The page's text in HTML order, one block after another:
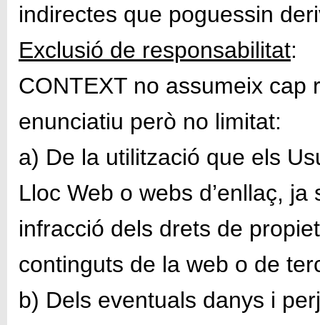
indirectes que poguessin
Exclusió de responsabilitat:
CONTEXT no assumeix
enunciatiu però no limitat:
a) De la utilització que els
Lloc Web o webs d’enllaç,
infracció dels drets de
continguts de la web o de
b) Dels eventuals danys i